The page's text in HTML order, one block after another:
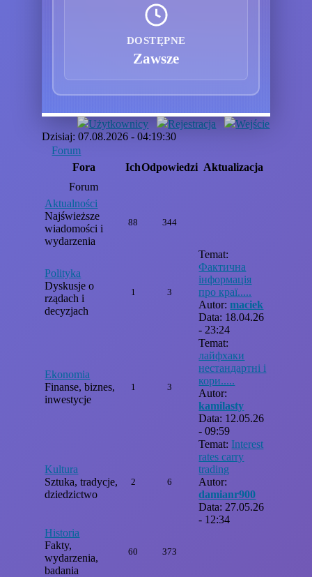
DOSTĘPNE
Zawsze
Użytkownicy Rejestracja
Wejście
Dzisiaj: 07.08.2026 - 04:19:30
Forum
Fora
IchOdpowiedzi Aktualizacja
Forum
Aktualności
Najświeższe
wiadomości i
wydarzenia
88 344
Polityka
Dyskusje o
rządach i
decyzjach
1 3
Temat:
Фактична
інформація
про краї.....
Autor:maciek
Data: 18.04.26
- 23:24
Ekonomia
Finanse, biznes,
inwestycje
1 3
Temat:
лайфхаки
нестандартні і
кори.....
Autor:
kamilasty
Data: 12.05.26
- 09:59
Kultura
Sztuka, tradycje,
dziedzictwo
2 6
Temat: Interest
rates carry
trading
Autor:
damianr900
Data: 27.05.26
- 12:34
Historia
Fakty,
wydarzenia,
badania
60 373